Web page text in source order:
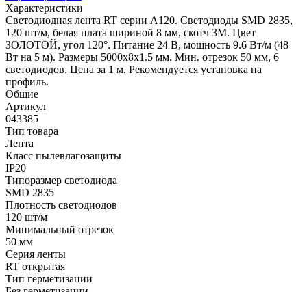
Характеристики
Светодиодная лента RT серии A120. Светодиоды SMD 2835,
120 шт/м, белая плата шириной 8 мм, скотч 3M. Цвет
ЗОЛОТОЙ, угол 120°. Питание 24 В, мощность 9.6 Вт/м (48
Вт на 5 м). Размеры 5000x8x1.5 мм. Мин. отрезок 50 мм, 6
светодиодов. Цена за 1 м. Рекомендуется установка на
профиль.
Общие
Артикул
043385
Тип товара
Лента
Класс пылевлагозащиты
IP20
Типоразмер светодиода
SMD 2835
Плотность светодиодов
120 шт/м
Минимальный отрезок
50 мм
Серия ленты
RT открытая
Тип герметизации